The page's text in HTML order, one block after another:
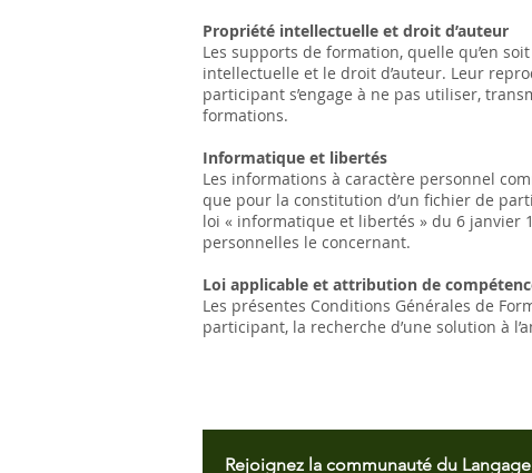
Propriété intellectuelle et droit d’auteur
Les supports de formation, quelle qu’en
intellectuelle et le droit d’auteur. Leur
participant s’engage à ne pas utiliser,
formations.
Informatique et libertés
Les informations à caractère personnel
que pour la constitution d’un fichier de
loi « informatique et libertés » du 6 janvier
personnelles le concernant.
Loi applicable et attribution de
Les présentes Conditions Générales de
participant, la recherche d’une solution à
Rejoignez la communauté du